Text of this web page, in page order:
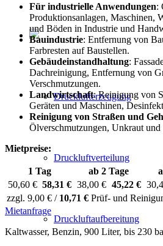
Drucklufterzeugung
Druckluftverteilung
Druckluftaufbereitung
Für industrielle Anwendungen:
Produktionsanlagen, Maschinen,
und Böden in Industrie und
Bauindustrie: Entfernung von
Farbresten auf Baustellen.
Gebäudeinstandhaltung:
Dachreinigung, Entfernung von
Verschmutzungen.
Landwirtschaft: Reinigung von
Geräten und Maschinen,
Reinigung von Straßen und
Ölverschmutzungen, Unkraut und
Mietpreise:
1 Tag ab 2 Tage
50,60 € 58,31 € 38,00 € 45,22 €
zzgl. 9,00 € / 10,71 € Prüf- und
Mietanfrage
Kaltwasser, Benzin, 900 Liter, bis 230